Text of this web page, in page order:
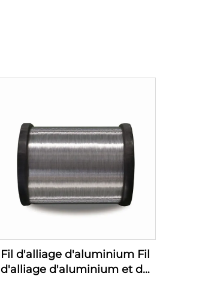
Fil d'alliage d'aluminium Fil
d'alliage d'aluminium et de